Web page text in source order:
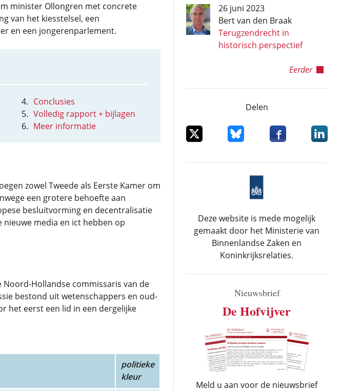
minister Ollongren met concrete
van het kiesstelsel, een
en een jongerenparlement.
Conclusies
Volledig rapport + bijlagen
Meer informatie
zowel Tweede als Eerste Kamer om
een grotere behoefte aan
besluitvorming en decentralisatie
nieuwe media en ict hebben op
Hollandse commissaris van de
bestond uit wetenschappers en oud-
het eerst een lid in een dergelijke
politieke
kleur
26 juni 2023
Bert van den Braak
Terugzendrecht in
historisch perspectief
Eerder
Delen
Deel dit item op XDeel dit item op Bluesky
Deel dit item op
Deel dit
Deze website is mede mogelijk
gemaakt door het Ministerie van
Binnenlandse Zaken en
Koninkrijksrelaties.
Nieuwsbrief
De Hofvijver
Meld u aan voor de nieuwsbrief